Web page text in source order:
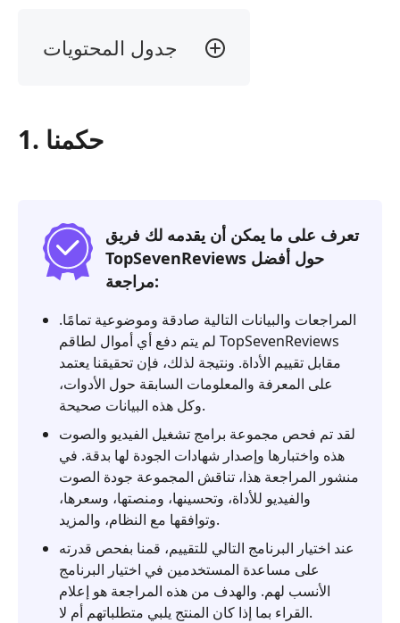
جدول المحتويات
ما
ray
Tipard؟
Tipard
4.
التعليمات
5.
أفضل
بديل
1. حكمنا
تعرف على ما يمكن أن يقدمه لك فريق
TopSevenReviews حول أفضل
مراجعة:
المراجعات والبيانات التالية صادقة وموضوعية تمامًا.
لم يتم دفع أي أموال لطاقم TopSevenReviews
مقابل تقييم الأداة. ونتيجة لذلك، فإن تحقيقنا يعتمد
على المعرفة والمعلومات السابقة حول الأدوات،
وكل هذه البيانات صحيحة.
لقد تم فحص مجموعة برامج تشغيل الفيديو والصوت
هذه واختبارها وإصدار شهادات الجودة لها بدقة. في
منشور المراجعة هذا، تناقش المجموعة جودة الصوت
والفيديو للأداة، وتحسينها، ومنصتها، وسعرها،
وتوافقها مع النظام، والمزيد.
عند اختيار البرنامج التالي للتقييم، قمنا بفحص قدرته
على مساعدة المستخدمين في اختيار البرنامج
الأنسب لهم. والهدف من هذه المراجعة هو إعلام
القراء بما إذا كان المنتج يلبي متطلباتهم أم لا.